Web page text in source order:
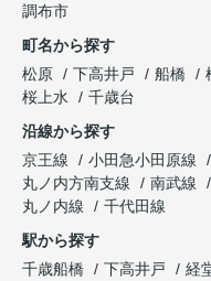
調布市
町名から探す
松原
下高井戸 船橋
桜上水
千歳台
沿線から探す
京王線
小田急小田原線
丸ノ内方南支線
南武線
丸ノ内線
千代田線
駅から探す
千歳船橋
下高井戸 経